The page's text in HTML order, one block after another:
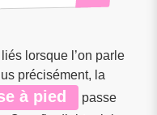
lorsque l’on parle
précisément, la
à pied
passe